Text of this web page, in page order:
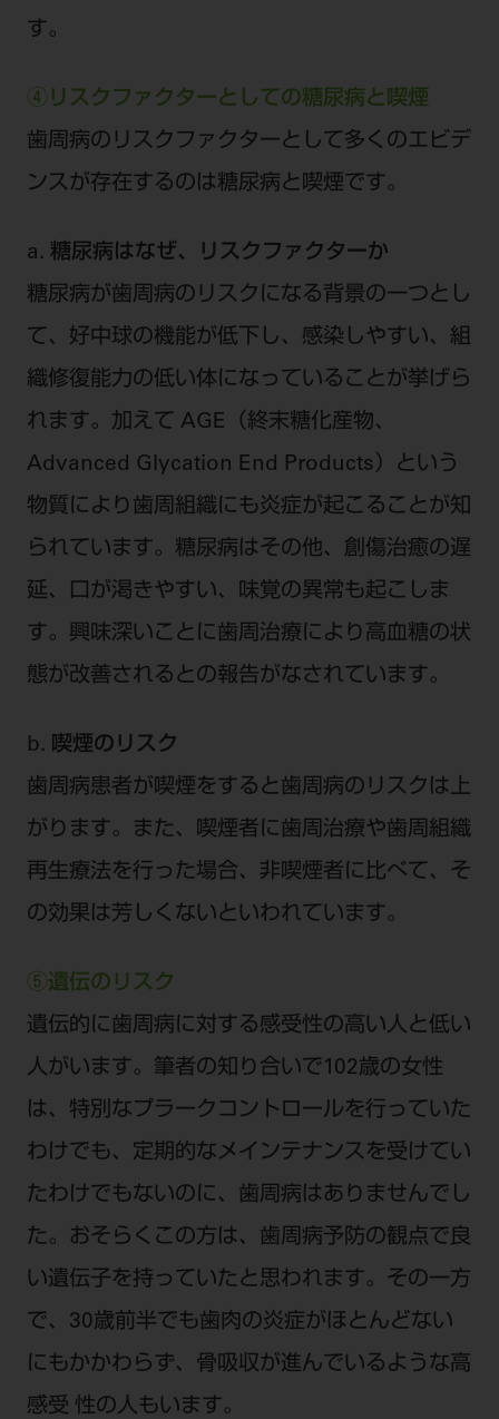
す。
④リスクファクターとしての糖尿病と喫煙
歯周病のリスクファクターとして多くのエビデ
ンスが存在するのは糖尿病と喫煙です。
a. 糖尿病はなぜ、リスクファクターか
糖尿病が歯周病のリスクになる背景の一つとし
て、好中球の機能が低下し、感染しやすい、組
織修復能力の低い体になっていることが挙げら
れます。加えて AGE（終末糖化産物、
Advanced Glycation End Products）という
物質により歯周組織にも炎症が起こることが知
られています。糖尿病はその他、創傷治癒の遅
延、口が渇きやすい、味覚の異常も起こしま
す。興味深いことに歯周治療により高血糖の状
態が改善されるとの報告がなされています。
b. 喫煙のリスク
歯周病患者が喫煙をすると歯周病のリスクは上
がります。また、喫煙者に歯周治療や歯周組織
再生療法を行った場合、非喫煙者に比べて、そ
の効果は芳しくないといわれています。
⑤遺伝のリスク
遺伝的に歯周病に対する感受性の高い人と低い
人がいます。筆者の知り合いで102歳の女性
は、特別なプラークコントロールを行っていた
わけでも、定期的なメインテナンスを受けてい
たわけでもないのに、歯周病はありませんでし
た。おそらくこの方は、歯周病予防の観点で良
い遺伝子を持っていたと思われます。その一方
で、30歳前半でも歯肉の炎症がほとんどない
にもかかわらず、骨吸収が進んでいるような高
感受 性の人もいます。